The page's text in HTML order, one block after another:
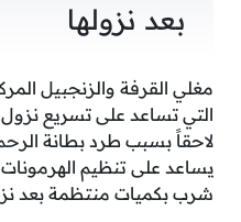
بعد نزولها
مغلي القرفة والزنجبيل
التي تساعد على تسريع
لاحقاً بسبب طرد بطانة
يساعد على تنظيم
شرب بكميات منتظمة بعد